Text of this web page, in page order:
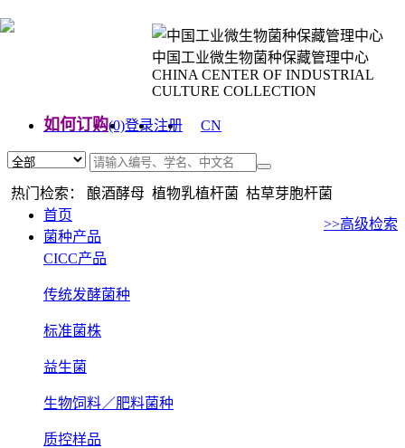
中国工业微生物菌种保藏管理中心
CHINA CENTER OF INDUSTRIAL
CULTURE COLLECTION
如何订购(0)登录注册
CN
热门检索： 酿酒酵母 植物乳植杆菌 枯草芽胞杆菌
>>高级检索
首页
菌种产品
CICC产品
传统发酵菌种
标准菌株
益生菌
生物饲料／肥料菌种
质控样品